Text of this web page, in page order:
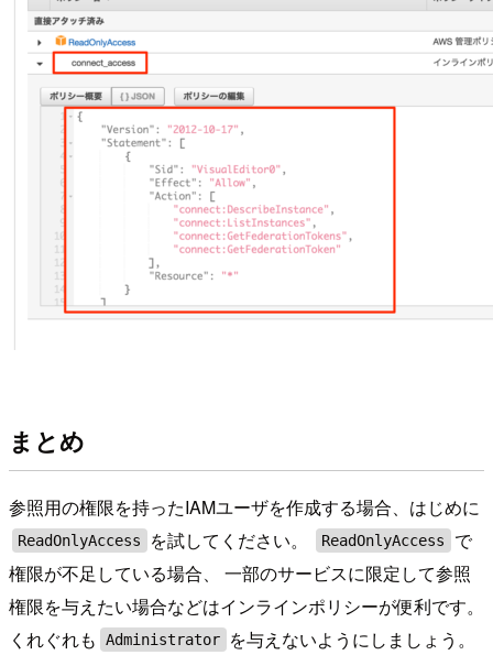
まとめ
参照用の権限を持ったIAMユーザを作成する場合、はじめに
ReadOnlyAccess を試してください。 ReadOnlyAccess
で
権限が不足している場合、 一部のサービスに限定して参照
権限を与えたい場合などはインラインポリシーが便利です。
くれぐれも
Administrator を与えないようにしましょう。